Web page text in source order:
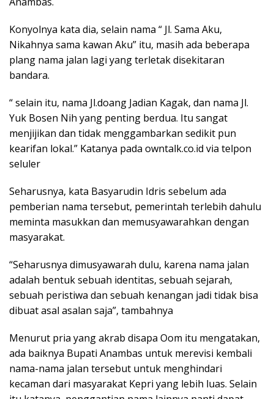
Konyolnya kata dia, selain nama “ Jl. Sama Aku,
Nikahnya sama kawan Aku” itu, masih ada beberapa
plang nama jalan lagi yang terletak disekitaran
bandara.
“ selain itu, nama Jl.doang Jadian Kagak, dan nama Jl.
Yuk Bosen Nih yang penting berdua. Itu sangat
menjijikan dan tidak menggambarkan sedikit pun
kearifan lokal.” Katanya pada owntalk.co.id via telpon
seluler
Seharusnya, kata Basyarudin Idris sebelum ada
pemberian nama tersebut, pemerintah terlebih dahulu
meminta masukkan dan memusyawarahkan dengan
masyarakat.
“Seharusnya dimusyawarah dulu, karena nama jalan
adalah bentuk sebuah identitas, sebuah sejarah,
sebuah peristiwa dan sebuah kenangan jadi tidak bisa
dibuat asal asalan saja”, tambahnya
Menurut pria yang akrab disapa Oom itu mengatakan,
ada baiknya Bupati Anambas untuk merevisi kembali
nama-nama jalan tersebut untuk menghindari
kecaman dari masyarakat Kepri yang lebih luas. Selain